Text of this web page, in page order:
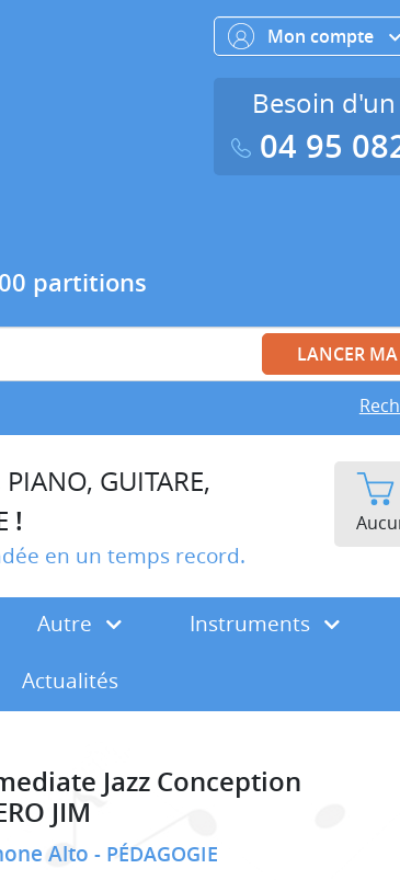
partitions
Mon compte
Besoin
04 95
GUITARE,
!
en un temps record.
Autre Instruments
Actualités
Jazz Conception
JIM
Alto PÉDAGOGIE